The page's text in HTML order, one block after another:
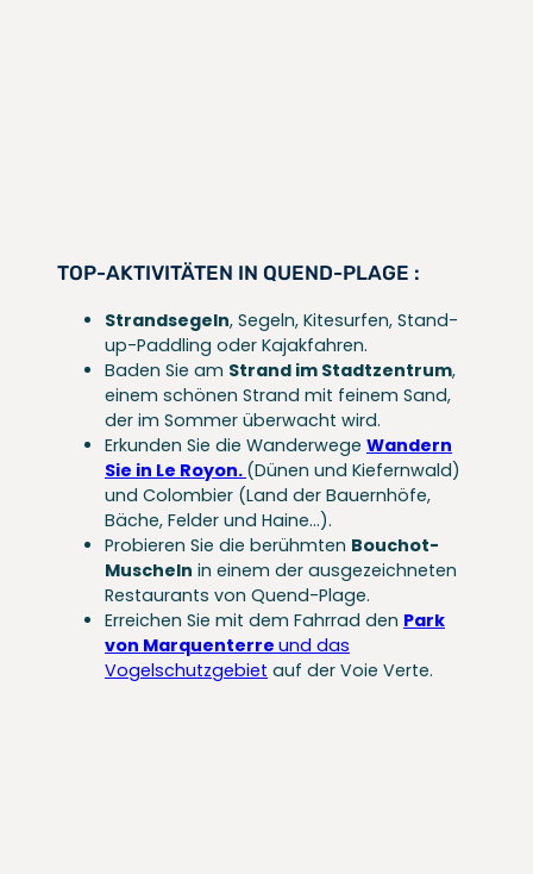
TOP-AKTIVITÄTEN IN QUEND-PLAGE :
Strandsegeln, Segeln, Kitesurfen, Stand-
up-Paddling oder Kajakfahren.
Baden Sie am Strand im Stadtzentrum,
einem schönen Strand mit feinem Sand,
der im Sommer überwacht wird.
Erkunden Sie die Wanderwege Wandern
Sie in Le Royon. (Dünen und Kiefernwald)
und Colombier (Land der Bauernhöfe,
Bäche, Felder und Haine…).
Probieren Sie die berühmten Bouchot-
Muscheln in einem der ausgezeichneten
Restaurants von Quend-Plage.
Erreichen Sie mit dem Fahrrad den Park
von Marquenterre und das
Vogelschutzgebiet auf der Voie Verte.